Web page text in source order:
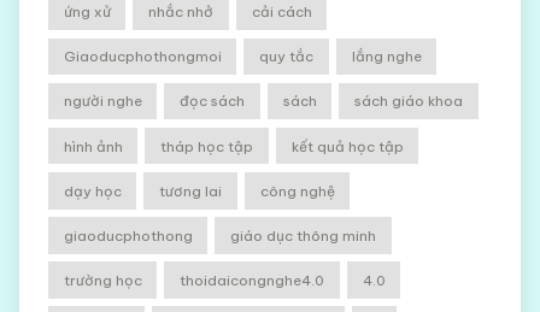
ứng xử nhắc nhở cải cách
Giaoducphothongmoi quy tắc lắng nghe
người nghe đọc sách sách sách giáo khoa
hình ảnh tháp học tập kết quả học tập
dạy học tương lai công nghệ
giaoducphothong giáo dục thông minh
trường học thoidaicongnghe4.0 4.0